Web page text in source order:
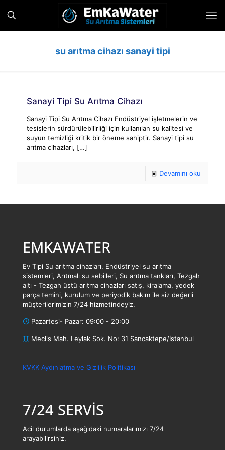
su arıtma cihazı sanayi tipi
Sanayi Tipi Su Arıtma Cihazı
Sanayi Tipi Su Arıtma Cihazı Endüstriyel işletmelerin ve
tesislerin sürdürülebilirliği için kullanılan su kalitesi ve
suyun temizliği kritik bir öneme sahiptir. Sanayi tipi su
arıtma cihazları, […]
Devamını oku
EMKAWATER
Ev Tipi Su arıtma cihazları, Endüstriyel su arıtma
sistemleri, Arıtmalı su sebilleri, Su arıtma tankları, Tezgah
altı - Tezgah üstü arıtma cihazları satış, kiralama, yedek
parça temini, kurulum ve periyodik bakım ile siz değerli
müşterilerimizin 7/24 hizmetindeyiz.
Pazartesi- Pazar: 09:00 - 20:00
Meclis Mah. Leylak Sok. No: 31 Sancaktepe/İstanbul
KVKK Aydınlatma ve Gizlilik Politikası
7/24 SERVİS
Acil durumlarda aşağıdaki numaralarımızı 7/24
arayabilirsiniz.